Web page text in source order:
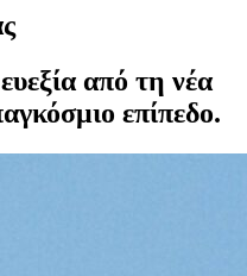
από τη νέα
επίπεδο.